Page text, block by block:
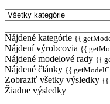
Nájdené kategórie {{
Nájdení výrobcovia {{
Nájdené modelové rady {{
Nájdené články {{
Zobraziť všetky výsledky {{
Žiadne výsledky